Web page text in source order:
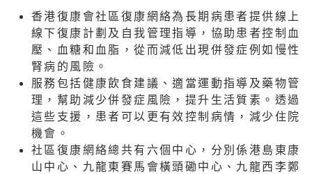
香港復康會社區復康網絡為長期病患者提供線上
線下復康計劃及自我管理指導，協助患者控制血
壓、血糖和血脂，從而減低出現併發症例如慢性
腎病的風險。
服務包括健康飲食建議、適當運動指導及藥物管
理，幫助減少併發症風險，提升生活質素。透過
這些支援，患者可以更有效控制病情，減少住院
機會。
社區復康網絡總共有六個中心，分別係港島東康
山中心、九龍東賽馬會橫頭磡中心、九龍西李鄭